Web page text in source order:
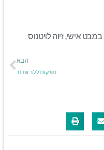
במבט אישי,זיוה לויטנוס
הבא
נשיקות ללב שבור